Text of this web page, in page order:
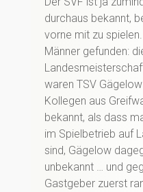
durchaus bekannt,
vorne mit zu
Männer gefunden:
waren TSV
Kollegen aus
bekannt, als dass
im Spielbetrieb auf
sind, Gägelow
unbekannt … und
Gastgeber zuerst